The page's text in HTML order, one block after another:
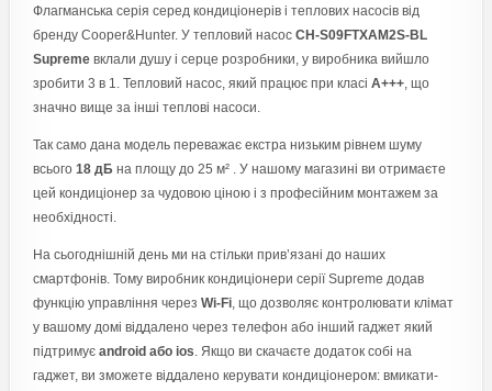
Флагманська серія серед кондиціонерів і теплових насосів від
бренду Cooper&Hunter. У тепловий насос CH-S09FTXAM2S-BL
Supremeвклали душу і серце розробники, у виробника вийшло
зробити 3 в 1. Тепловий насос, який працює при класі А+++, що
значно вище за інші теплові насоси.
Так само дана модель переважає екстра низьким рівнем шуму
всього 18 дБна площу до 25 м² . У нашому магазині ви отримаєте
цей кондиціонер за чудовою ціною і з професійним монтажем за
необхідності.
На сьогоднішній день ми на стільки прив’язані до наших
смартфонів. Тому виробник кондиціонери серії Supreme додав
функцію управління через Wi-Fi, що дозволяє контролювати клімат
у вашому домі віддалено через телефон або інший гаджет який
підтримує android або ios. Якщо ви скачаєте додаток собі на
гаджет, ви зможете віддалено керувати кондиціонером: вмикати-